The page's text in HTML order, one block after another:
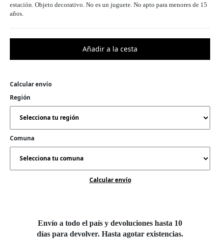
estación. Objeto decorativo. No es un juguete. No apto para menores de 15
años.
Calcular envío
Región
Comuna
Calcular envío
Envío a todo el país y devoluciones hasta 10
días para devolver. Hasta agotar existencias.